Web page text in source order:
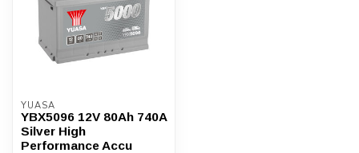
YUASA
YBX5096 12V 80Ah 740A
Silver High
Performance Accu